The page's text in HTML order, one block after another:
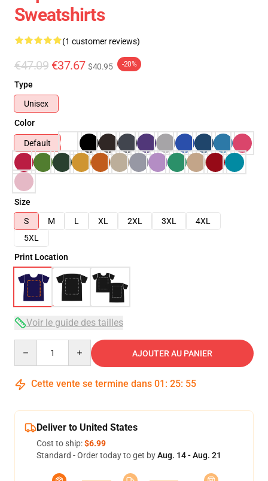
Sweatshirts
(1 customer reviews)
€47.09 €37.67 $40.95 -20%
Type
Unisex
Color
Default
Size
S
M L XL 2XL 3XL
4XL
5XL
Print Location
Voir le guide des tailles
AJOUTER AU PANIER
Cette vente se termine dans 01 : 25: 54
Deliver to United States
Cost to ship:$6.99
Standard - Order today to get byAug. 14 - Aug. 21